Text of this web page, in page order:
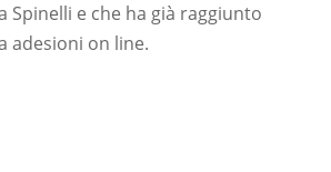
Spinelli e che ha già raggiunto
adesioni on line.